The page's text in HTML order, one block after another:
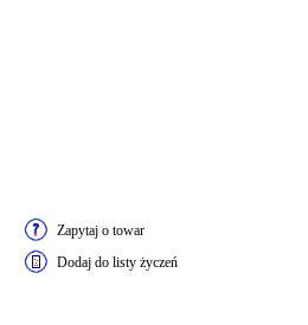
Zapytaj o towar
Dodaj do listy życzeń